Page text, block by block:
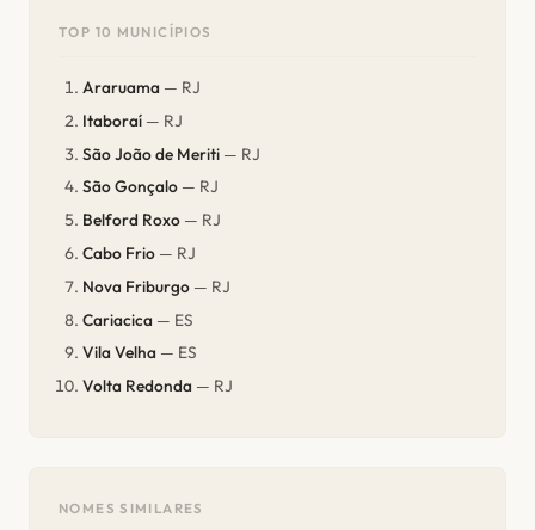
TOP 10 MUNICÍPIOS
Araruama — RJ
Itaboraí — RJ
São João de Meriti — RJ
São Gonçalo — RJ
Belford Roxo — RJ
Cabo Frio — RJ
Nova Friburgo — RJ
Cariacica — ES
Vila Velha — ES
Volta Redonda — RJ
NOMES SIMILARES